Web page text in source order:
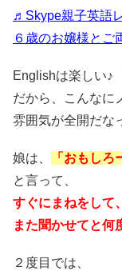
♬Skype親子英語
６歳のお嬢様とご
Englishは楽しい♪
だから、こんなに
雰囲気が全開だな
娘は、
「おもしろ
と言って、
すぐにまねをして、
また聞かせてと何
２度目では、